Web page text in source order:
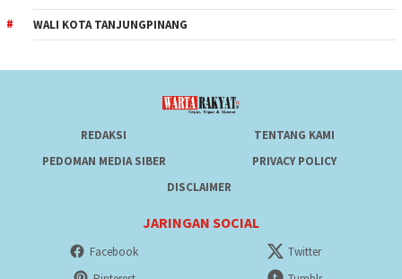
WALI KOTA TANJUNGPINANG
REDAKSI
TENTANG KAMI
PEDOMAN MEDIA SIBER
PRIVACY POLICY
DISCLAIMER
JARINGAN SOCIAL
Facebook
Twitter